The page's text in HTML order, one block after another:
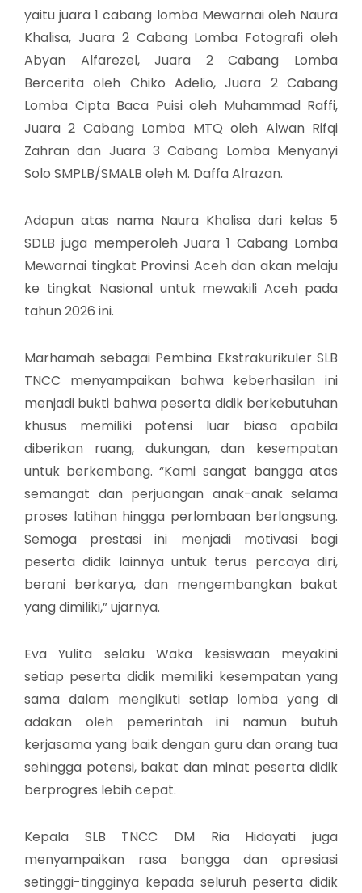
yaitu juara 1 cabang lomba Mewarnai oleh Naura
Khalisa, Juara 2 Cabang Lomba Fotografi oleh
Abyan Alfarezel, Juara 2 Cabang Lomba
Bercerita oleh Chiko Adelio, Juara 2 Cabang
Lomba Cipta Baca Puisi oleh Muhammad Raffi,
Juara 2 Cabang Lomba MTQ oleh Alwan Rifqi
Zahran dan Juara 3 Cabang Lomba Menyanyi
Solo SMPLB/SMALB oleh M. Daffa Alrazan.
Adapun atas nama Naura Khalisa dari kelas 5
SDLB juga memperoleh Juara 1 Cabang Lomba
Mewarnai tingkat Provinsi Aceh dan akan melaju
ke tingkat Nasional untuk mewakili Aceh pada
tahun 2026 ini.
Marhamah sebagai Pembina Ekstrakurikuler SLB
TNCC menyampaikan bahwa keberhasilan ini
menjadi bukti bahwa peserta didik berkebutuhan
khusus memiliki potensi luar biasa apabila
diberikan ruang, dukungan, dan kesempatan
untuk berkembang. “Kami sangat bangga atas
semangat dan perjuangan anak-anak selama
proses latihan hingga perlombaan berlangsung.
Semoga prestasi ini menjadi motivasi bagi
peserta didik lainnya untuk terus percaya diri,
berani berkarya, dan mengembangkan bakat
yang dimiliki,” ujarnya.
Eva Yulita selaku Waka kesiswaan meyakini
setiap peserta didik memiliki kesempatan yang
sama dalam mengikuti setiap lomba yang di
adakan oleh pemerintah ini namun butuh
kerjasama yang baik dengan guru dan orang tua
sehingga potensi, bakat dan minat peserta didik
berprogres lebih cepat.
Kepala SLB TNCC DM Ria Hidayati juga
menyampaikan rasa bangga dan apresiasi
setinggi-tingginya kepada seluruh peserta didik